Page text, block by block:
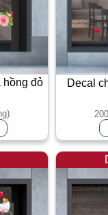
hồng đỏ
Decal